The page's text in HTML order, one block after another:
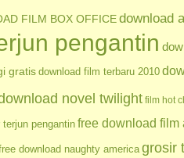
FILM BOX OFFICEdownload
pengantin
gratis download film terbaru 2010
novel twilight film hot
pengantin free download film
download naughty america grosir